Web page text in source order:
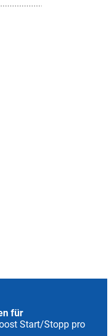
für
Start/Stopp pro